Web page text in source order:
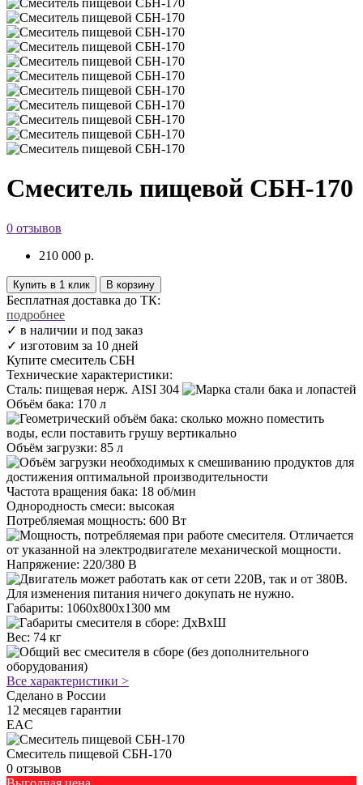
Смеситель пищевой СБН-170
0 отзывов
210 000 р.
Купить в 1 клик В корзину
Бесплатная доставка до ТК:
подробнее
✓ в наличии и под заказ
✓ изготовим за 10 дней
Купите смеситель СБН
Технические характеристики:
Сталь: пищевая нерж. AISI 304
Объём бака: 170 л
Объём загрузки: 85 л
Частота вращения бака: 18 об/мин
Однородность смеси: высокая
Потребляемая мощность: 600 Вт
Напряжение: 220/380 В
Габариты: 1060х800х1300 мм
Вес: 74 кг
Все характеристики >
Сделано в России
12 месяцев гарантии
EAC
Смеситель пищевой СБН-170
0 отзывов